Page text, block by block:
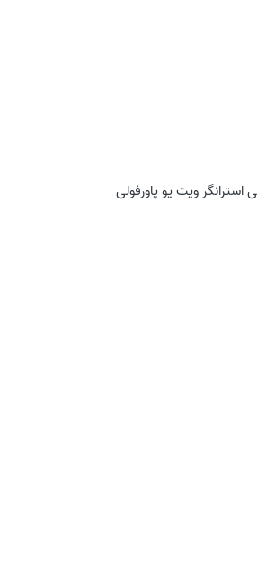
استرانگر ویت یو پاورفولی